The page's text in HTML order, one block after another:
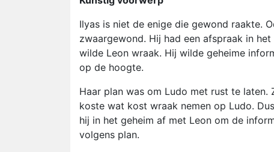
Ilyas is niet de enige die gewond raakte.
zwaargewond. Hij had een afspraak in
wilde Leon wraak. Hij wilde geheime
op de hoogte.
Haar plan was om Ludo met rust te
koste wat kost wraak nemen op Ludo.
hij in het geheim af met Leon om de
volgens plan.